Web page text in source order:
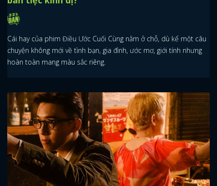
Cái hay của phim Điều Ước Cuối Cùng nằm ở chỗ, dù kể một câu
chuyện không mới về tình bạn, gia đình, ước mơ, giới tính nhưng
hoàn toàn mang màu sắc riêng.